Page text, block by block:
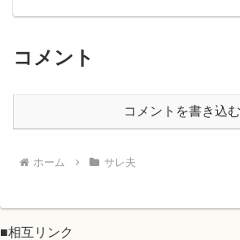
コメント
コメントを書き込む
ホーム サレ夫
■相互リンク